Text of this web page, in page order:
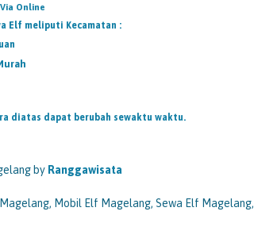
Online
Elf meliputi Kecamatan :
diatas dapat berubah sewaktu waktu.
by Ranggawisata
Mobil Elf Magelang, Sewa Elf Magelang,